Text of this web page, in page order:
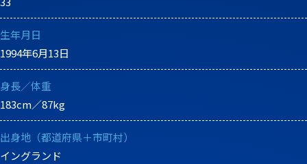
生年月日
1994年6月13日
身長／体重
183cm／87kg
出身地（都道府県＋市町村）
イングランド